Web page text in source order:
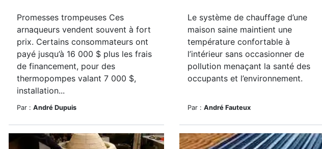
Promesses trompeuses Ces
arnaqueurs vendent souvent à fort
prix. Certains consommateurs ont
payé jusqu’à 16 000 $ plus les frais
de financement, pour des
thermopompes valant 7 000 $,
installation...
Par : André Dupuis
Le système de chauffage d’une
maison saine maintient une
température confortable à
l’intérieur sans occasionner de
pollution menaçant la santé des
occupants et l’environnement.
Par : André Fauteux